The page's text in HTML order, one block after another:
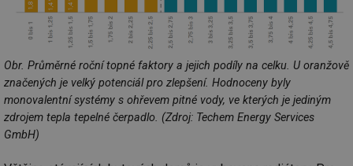
Obr. Průměrné roční topné faktory a jejich podíly na celku. U oranžově
značených je velký potenciál pro zlepšení. Hodnoceny byly
monovalentní systémy s ohřevem pitné vody, ve kterých je jediným
zdrojem tepla tepelné čerpadlo. (Zdroj: Techem Energy Services
GmbH)